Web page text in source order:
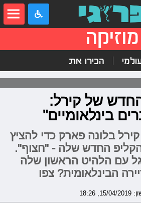
מוזיקה
הכירו את
של קירל:
בינלאומיים"
בלונה פארק כדי להציץ
הקליפ החדש שלה - "חצוף".
עם הלהיט הראשון שלה
הבינלאומית? צפו